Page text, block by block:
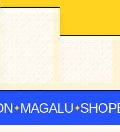
MAGALU✦ SHOPEE